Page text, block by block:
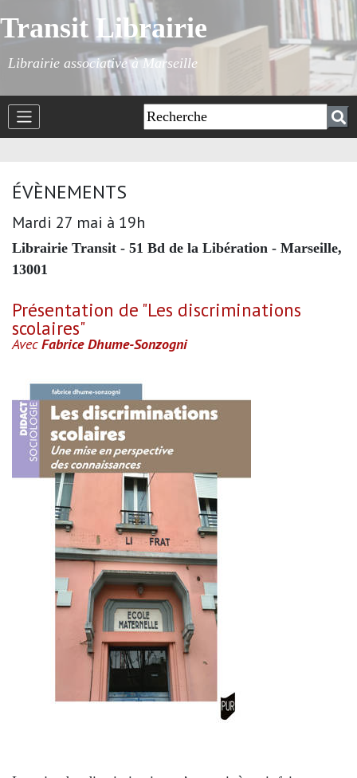
Transit Librairie
Librairie associative à Marseille
ÉVÈNEMENTS
Mardi 27 mai à 19h
Librairie Transit - 51 Bd de la Libération - Marseille,
13001
Présentation de "Les discriminations
scolaires"
AvecFabrice Dhume-Sonzogni